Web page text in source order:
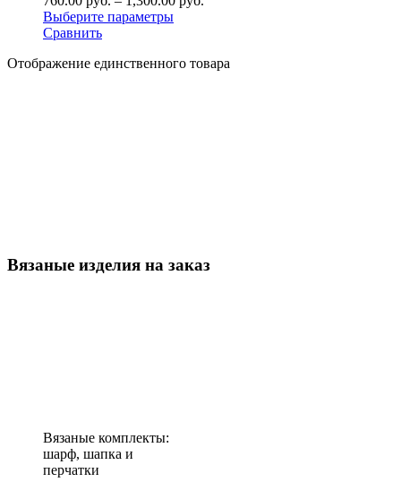
Выберите параметры
Сравнить
Отображение единственного товара
Вязаные изделия на заказ
Вязаные комплекты:
шарф, шапка и
перчатки